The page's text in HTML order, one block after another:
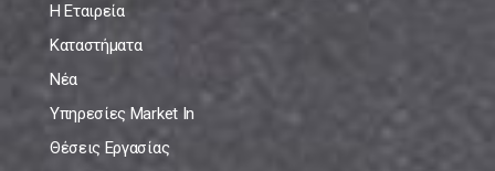
Η Εταιρεία
Καταστήματα
Νέα
Υπηρεσίες Market In
Θέσεις Εργασίας